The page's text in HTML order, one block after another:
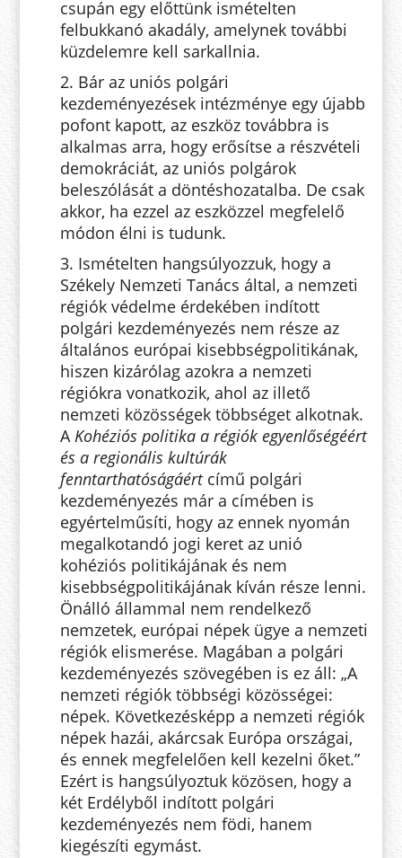
csupán egy előttünk ismételten
felbukkanó akadály, amelynek további
küzdelemre kell sarkallnia.
2. Bár az uniós polgári
kezdeményezések intézménye egy újabb
pofont kapott, az eszköz továbbra is
alkalmas arra, hogy erősítse a részvételi
demokráciát, az uniós polgárok
beleszólását a döntéshozatalba. De csak
akkor, ha ezzel az eszközzel megfelelő
módon élni is tudunk.
3. Ismételten hangsúlyozzuk, hogy a
Székely Nemzeti Tanács által, a nemzeti
régiók védelme érdekében indított
polgári kezdeményezés nem része az
általános európai kisebbségpolitikának,
hiszen kizárólag azokra a nemzeti
régiókra vonatkozik, ahol az illető
nemzeti közösségek többséget alkotnak.
AKohéziós politika a régiók egyenlőségéért
és a regionális kultúrák
fenntarthatóságáértcímű polgári
kezdeményezés már a címében is
egyértelműsíti, hogy az ennek nyomán
megalkotandó jogi keret az unió
kohéziós politikájának és nem
kisebbségpolitikájának kíván része lenni.
Önálló állammal nem rendelkező
nemzetek, európai népek ügye a nemzeti
régiók elismerése. Magában a polgári
kezdeményezés szövegében is ez áll: „A
nemzeti régiók többségi közösségei:
népek. Következésképp a nemzeti régiók
népek hazái, akárcsak Európa országai,
és ennek megfelelően kell kezelni őket.”
Ezért is hangsúlyoztuk közösen, hogy a
két Erdélyből indított polgári
kezdeményezés nem födi, hanem
kiegészíti egymást.